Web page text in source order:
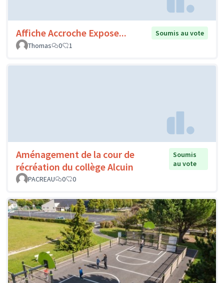
Affiche Accroche Expose...
Soumis au vote
Thomas
0 1
Aménagement de la cour de
récréation du collège Alcuin
Soumis
au vote
PACREAU
0 0